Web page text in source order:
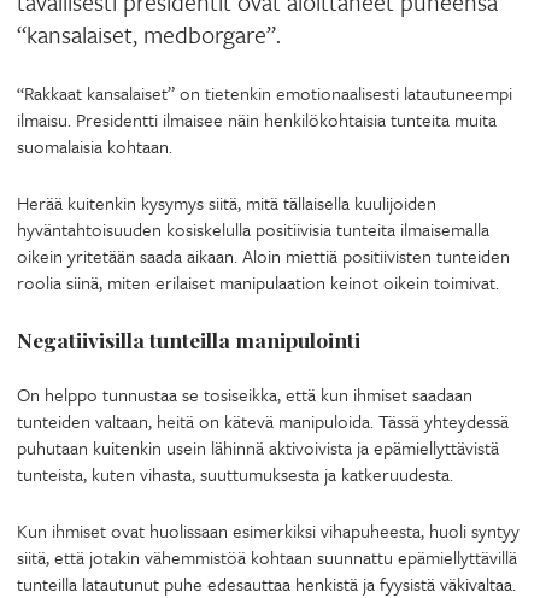
“kansalaiset, medborgare”.
“Rakkaat kansalaiset” on tietenkin emotionaalisesti latautuneempi
ilmaisu. Presidentti ilmaisee näin henkilökohtaisia tunteita muita
suomalaisia kohtaan.
Herää kuitenkin kysymys siitä, mitä tällaisella kuulijoiden
hyväntahtoisuuden kosiskelulla positiivisia tunteita ilmaisemalla
oikein yritetään saada aikaan. Aloin miettiä positiivisten tunteiden
roolia siinä, miten erilaiset manipulaation keinot oikein toimivat.
Negatiivisilla tunteilla manipulointi
On helppo tunnustaa se tosiseikka, että kun ihmiset saadaan
tunteiden valtaan, heitä on kätevä manipuloida. Tässä yhteydessä
puhutaan kuitenkin usein lähinnä aktivoivista ja epämiellyttävistä
tunteista, kuten vihasta, suuttumuksesta ja katkeruudesta.
Kun ihmiset ovat huolissaan esimerkiksi vihapuheesta, huoli syntyy
siitä, että jotakin vähemmistöä kohtaan suunnattu epämiellyttävillä
tunteilla latautunut puhe edesauttaa henkistä ja fyysistä väkivaltaa.